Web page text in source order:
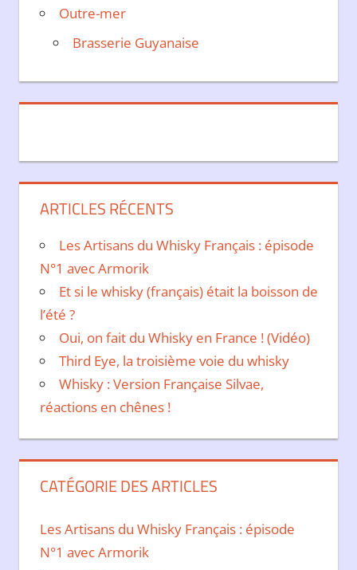
Outre-mer
Brasserie Guyanaise
ARTICLES RÉCENTS
Les Artisans du Whisky Français : épisode
N°1 avec Armorik
Et si le whisky (français) était la boisson de
l’été ?
Oui, on fait du Whisky en France ! (Vidéo)
Third Eye, la troisième voie du whisky
Whisky : Version Française Silvae,
réactions en chênes !
CATÉGORIE DES ARTICLES
Les Artisans du Whisky Français : épisode
N°1 avec Armorik